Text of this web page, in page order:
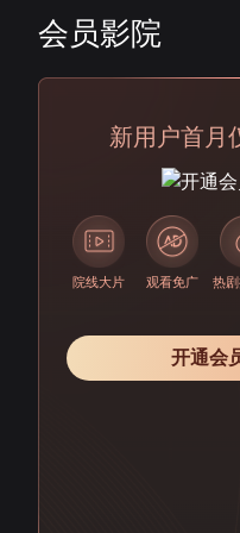
会员影院
新用户首月
院线大片 观看免广 热
开通会